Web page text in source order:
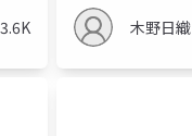
木野日織